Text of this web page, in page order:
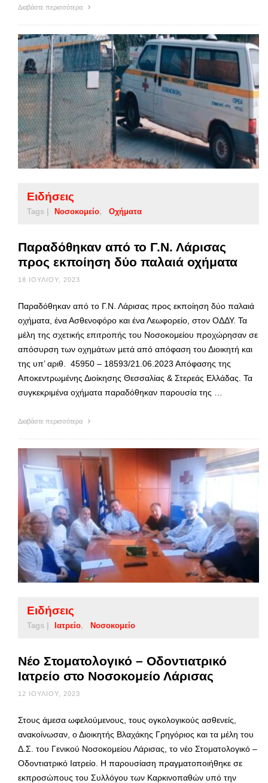
Διαβάστε περισσότερα
Ειδήσεις
Tags | Νοσοκομείο Οχήματα
Παραδόθηκαν από το Γ.Ν. Λάρισας
προς εκποίηση δύο παλαιά οχήματα
18 ΙΟΥΛΊΟΥ, 2023
Παραδόθηκαν από το Γ.Ν. Λάρισας προς εκποίηση δύο παλαιά
οχήματα, ένα Ασθενοφόρο και ένα Λεωφορείο, στον ΟΔΔΥ. Τα
μέλη της σχετικής επιτροπής του Νοσοκομείου προχώρησαν σε
απόσυρση των οχημάτων μετά από απόφαση του Διοικητή και
της υπ’ αριθ. 45950 – 18593/21.06.2023 Απόφασης της
Αποκεντρωμένης Διοίκησης Θεσσαλίας & Στερεάς Ελλάδας. Τα
συγκεκριμένα οχήματα παραδόθηκαν παρουσία της …
Διαβάστε περισσότερα
Ειδήσεις
Tags | Ιατρείο Νοσοκομείο
Νέο Στοματολογικό – Οδοντιατρικό
Ιατρείο στο Νοσοκομείο Λάρισας
12 ΙΟΥΛΊΟΥ, 2023
Στους άμεσα ωφελούμενους, τους ογκολογικούς ασθενείς,
ανακοίνωσαν, ο Διοικητής Βλαχάκης Γρηγόριος και τα μέλη του
Δ.Σ. του Γενικού Νοσοκομείου Λάρισας, το νέο Στοματολογικό –
Οδοντιατρικό Ιατρείο. Η παρουσίαση πραγματοποιήθηκε σε
εκπροσώπους του Συλλόγου των Καρκινοπαθών υπό την